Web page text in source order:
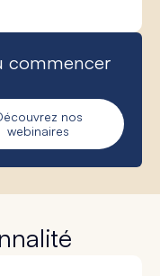
commencer
nos
webinaires